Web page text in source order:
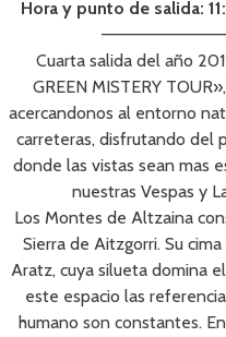
Hora y punto de salida:
Cuarta salida del año
GREEN MISTERY
acercandonos al entorno
carreteras, disfrutando del
donde las vistas sean mas
nuestras Vespas y
Los Montes de Altzaina
Sierra de Aitzgorri. Su
Aratz, cuya silueta domina
este espacio las
humano son constantes.